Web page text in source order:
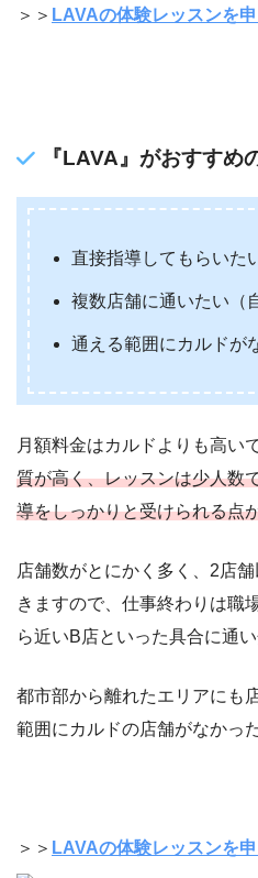
＞＞ LAVAの体験レッスンを
『LAVA』がおすすめ
直接指導してもらいた
複数店舗に通いたい（
通える範囲にカルドが
月額料金はカルドよりも高い
質が高く、レッスンは少人数
導をしっかりと受けられる点
店舗数がとにかく多く、2店
きますので、仕事終わりは職
ら近いB店といった具合に通い
都市部から離れたエリアにも
範囲にカルドの店舗がなかっ
＞＞ LAVAの体験レッスンを